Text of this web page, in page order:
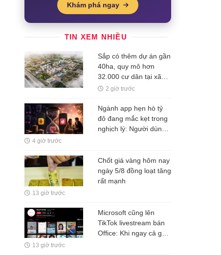
Khám phá ngay
TIN XEM NHIỀU
Sắp có thêm dự án gần
40ha, quy mô hơn
32.000 cư dân tại xã
Phúc Thịnh, Hà Nội
2 giờ trước
Ngành app hẹn hò tỷ
đô đang mắc kẹt trong
nghịch lý: Người dùng
một khách hàng
4 giờ trước
Chốt giá vàng hôm nay
ngày 5/8 đồng loạt tăng
rất mạnh
13 giờ trước
Microsoft cũng lên
TikTok livestream bán
Office: Khi ngay cả gã
13 giờ trước